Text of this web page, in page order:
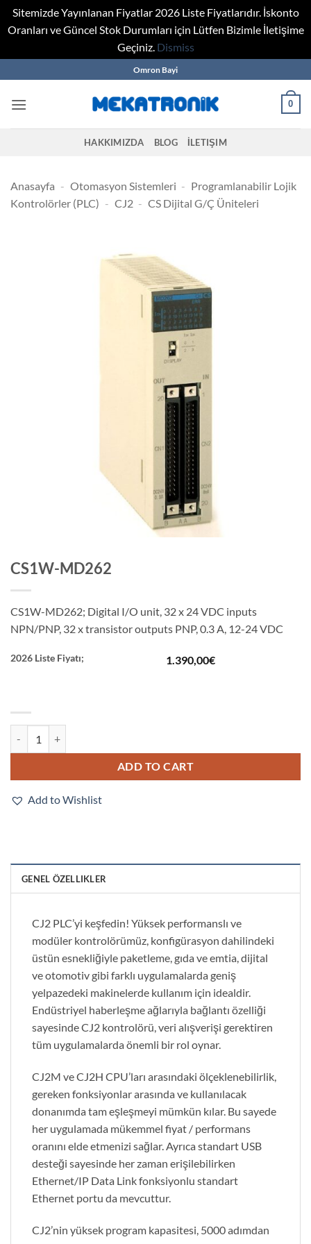
Sitemizde Yayınlanan Fiyatlar 2026 Liste Fiyatlarıdır. İskonto
Oranları ve Güncel Stok Durumları için Lütfen Bizimle İletişime
Geçiniz. Dismiss
to
content
Omron Bayi
0
HAKKIMIZDA BLOG İLETIŞIM
Anasayfa - Otomasyon Sistemleri - Programlanabilir Lojik
Kontrolörler (PLC) - CJ2 - CS Dijital G/Ç Üniteleri
CS1W-MD262
CS1W-MD262; Digital I/O unit, 32 x 24 VDC inputs
NPN/PNP, 32 x transistor outputs PNP, 0.3 A, 12-24 VDC
2026 Liste Fiyatı; 1.390,00€
ADD TO CART
Add to Wishlist
GENEL ÖZELLIKLER
CJ2 PLC’yi keşfedin! Yüksek performanslı ve
modüler kontrolörümüz, konfigürasyon dahilindeki
üstün esnekliğiyle paketleme, gıda ve emtia, dijital
ve otomotiv gibi farklı uygulamalarda geniş
yelpazedeki makinelerde kullanım için idealdir.
Endüstriyel haberleşme ağlarıyla bağlantı özelliği
sayesinde CJ2 kontrolörü, veri alışverişi gerektiren
tüm uygulamalarda önemli bir rol oynar.
CJ2M ve CJ2H CPU’ları arasındaki ölçeklenebilirlik,
gereken fonksiyonlar arasında ve kullanılacak
donanımda tam eşleşmeyi mümkün kılar. Bu sayede
her uygulamada mükemmel fiyat / performans
oranını elde etmenizi sağlar. Ayrıca standart USB
desteği sayesinde her zaman erişilebilirken
Ethernet/IP Data Link fonksiyonlu standart
Ethernet portu da mevcuttur.
CJ2’nin yüksek program kapasitesi, 5000 adımdan